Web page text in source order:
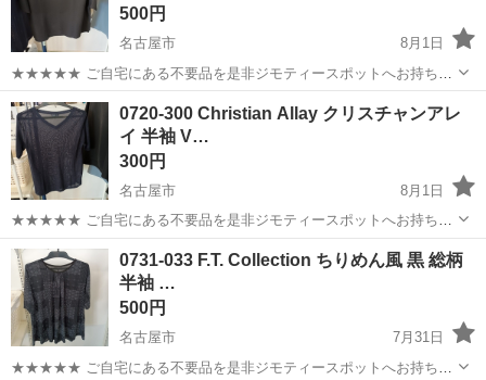
500円
名古屋市
8月1日
★★★★★ ご自宅にある不要品を是非ジモティースポットへお持ち込
みしませんか？ 家電、趣味・スポーツ・レジャー用品、こども用品、
衣料服飾品、生活雑貨、家具、本、CD・DVDなどが無料でまとめて持
ち込めます！ ※詳細はこ...
愛知 名古屋市
0720-300 Christian Allay クリスチャンアレ
イ 半袖 V…
300円
名古屋市
8月1日
★★★★★ ご自宅にある不要品を是非ジモティースポットへお持ち込
みしませんか？ 家電、趣味・スポーツ・レジャー用品、こども用品、
衣料服飾品、生活雑貨、家具、本、CD・DVDなどが無料でまとめて持
ち込めます！ ※詳細はこ...
愛知 名古屋市 カットソー アレイ
0731-033 F.T. Collection ちりめん風 黒 総柄
半袖 …
500円
名古屋市
7月31日
★★★★★ ご自宅にある不要品を是非ジモティースポットへお持ち込